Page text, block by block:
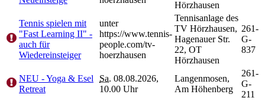
Hörzhausen
Tennis spielen mit
"Fast Learning II" -
auch für
Wiedereinsteiger
unter
https://www.tennis-
people.com/tv-
hoerzhausen
Tennisanlage des
TV Hörzhausen,
Hagenauer Str.
22, OT
Hörzhausen
261-
G-
837
NEU - Yoga & Esel
Retreat
Sa. 08.08.2026,
10.00 Uhr
Langenmosen,
Am Höhenberg
261-
G-
211